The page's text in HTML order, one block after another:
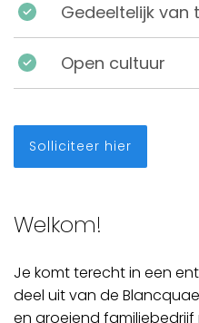
Gedeeltelijk van
Open cultuur
Solliciteer hier
Welkom!
Je komt terecht in een
deel uit van de
en groeiend